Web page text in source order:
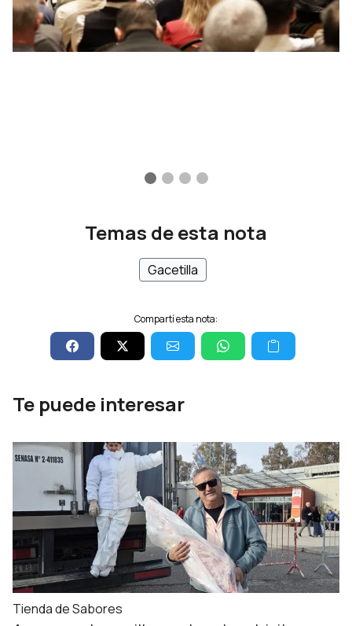
Temas de esta nota
Gacetilla
Compartí esta nota:
Te puede interesar
Tienda de Sabores